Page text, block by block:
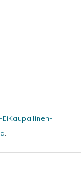
EiKaupallinen-
.